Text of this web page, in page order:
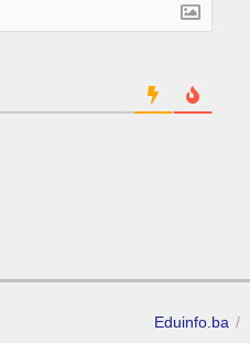
Eduinfo.ba